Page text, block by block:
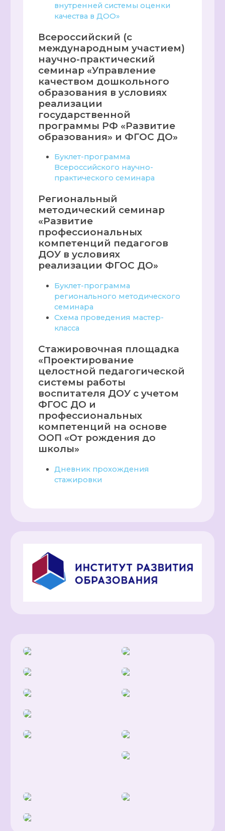
внутренней системы оценки
качества в ДОО»
Всероссийский (с
международным участием)
научно-практический
семинар «Управление
качеством дошкольного
образования в условиях
реализации
государственной
программы РФ «Развитие
образования» и ФГОС ДО»
Буклет-программа
Всероссийского научно-
практического семинара
Региональный
методический семинар
«Развитие
профессиональных
компетенций педагогов
ДОУ в условиях
реализации ФГОС ДО»
Буклет-программа
регионального методического
семинара
Схема проведения мастер-
класса
Стажировочная площадка
«Проектирование
целостной педагогической
системы работы
воспитателя ДОУ с учетом
ФГОС ДО и
профессиональных
компетенций на основе
ООП «От рождения до
школы»
Дневник прохождения
стажировки